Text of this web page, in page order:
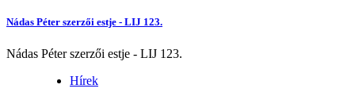
Nádas Péter szerzői estje - LIJ 123.
Nádas Péter szerzői estje - LIJ 123.
Hírek